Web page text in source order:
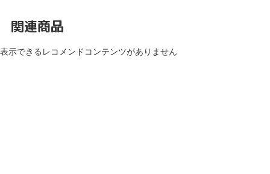
関連商品
表示できるレコメンドコンテンツがありません